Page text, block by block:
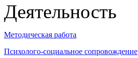
Деятельность
Методическая работа
Психолого-социальное сопровождение